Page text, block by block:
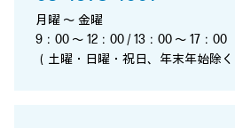
月曜 ～ 金曜
9：00 ～ 12：00 / 13：00 ～ 17：00
（土曜・日曜・祝日、年末年始除く